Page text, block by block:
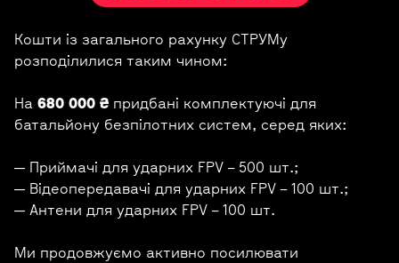
Кошти із загального рахунку СТРУМу
розподілилися таким чином:
На 680 000 ₴ придбані комплектуючі для
батальйону безпілотних систем, серед яких:
— Приймачі для ударних FPV – 500 шт.;
— Відеопередавачі для ударних FPV – 100 шт.;
— Антени для ударних FPV – 100 шт.
Ми продовжуємо активно посилювати